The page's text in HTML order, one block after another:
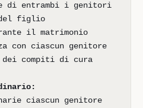
di entrambi i genitori
figlio
il matrimonio
con ciascun genitore
dei compiti di cura
ciascun genitore